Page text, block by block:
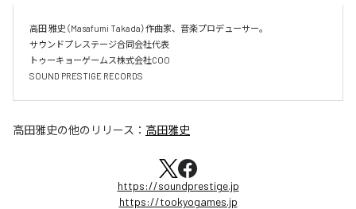
高田 雅史（Masafumi Takada）作曲家、音楽プロデューサー。
サウンドプレステージ合同会社代表
トゥーキョーゲームス株式会社COO
SOUND PRESTIGE RECORDS
高田雅史の他のリリース： 高田雅史
https://soundprestige.jp
https://tookyogames.jp